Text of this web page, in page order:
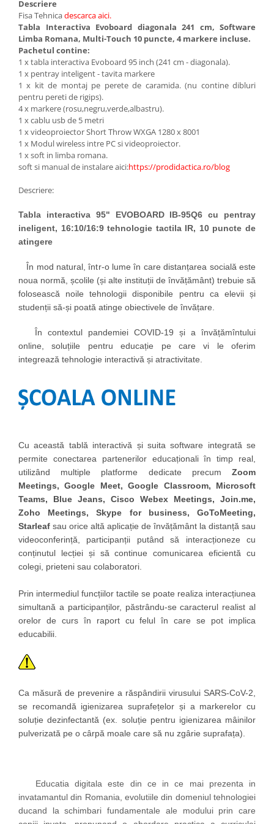
Accesorii
Panouri Afisare
Table magnetice din sticla
Descriere
Fisa Tehnicadescarca aici.
Tabla Interactiva Evoboard diagonala 241 cm, Software
Limba Romana, Multi-Touch 10 puncte, 4 markere incluse.
Pachetul contine:
1 x tabla interactiva Evoboard 95 inch (241 cm - diagonala).
1 x pentray inteligent - tavita markere
1 x kit de montaj pe perete de caramida. (nu contine dibluri
pentru pereti de rigips).
4 x markere (rosu,negru,verde,albastru).
1 x cablu usb de 5 metri
1 x videoproiector Short Throw WXGA 1280 x 8001
1 x Modul wireless intre PC si videoproiector.
1 x soft in limba romana.
soft si manual de instalare aici:https://prodidactica.ro/blog
Descriere:
Tabla interactiva 95" EVOBOARD IB-95Q6 cu pentray
ineligent, 16:10/16:9 tehnologie tactila IR, 10 puncte de
atingere
În mod natural, într-o lume în care distanțarea socială este
noua normă, școlile (și alte instituții de învățământ) trebuie să
folosească noile tehnologii disponibile pentru ca elevii și
studenții să-și poată atinge obiectivele de învățare.
În contextul pandemiei COVID-19 și a învățămîntului
online, soluțiile pentru educație pe care vi le oferim
integrează tehnologie interactivă și atractivitate.
Cu această tablă interactivă și suita software integrată se
permite conectarea partenerilor educaționali în timp real,
utilizând multiple platforme dedicate precum Zoom
Meetings, Google Meet, Google Classroom, Microsoft
Teams, Blue Jeans, Cisco Webex Meetings, Join.me,
Zoho Meetings, Skype for business, GoToMeeting,
Starleaf sau orice altă aplicație de învățământ la distanță sau
videoconferință, participanții putând să interacționeze cu
conținutul lecției și să continue comunicarea eficientă cu
colegi, prieteni sau colaboratori.
Prin intermediul funcțiilor tactile se poate realiza interacțiunea
simultană a participanților, păstrându-se caracterul realist al
orelor de curs în raport cu felul în care se pot implica
educabilii.
Ca măsură de prevenire a răspândirii virusului SARS-CoV-2,
se recomandă igienizarea suprafețelor și a markerelor cu
soluție dezinfectantă (ex. soluție pentru igienizarea mâinilor
pulverizată pe o cârpă moale care să nu zgârie suprafața).
Educatia digitala este din ce in ce mai prezenta in
invatamantul din Romania, evolutiile din domeniul tehnologiei
ducand la schimbari fundamentale ale modului prin care